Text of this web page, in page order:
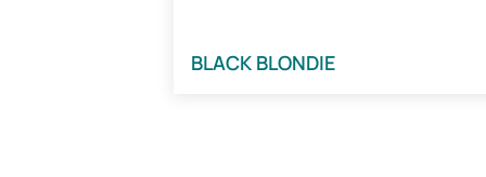
BLACK BLONDIE